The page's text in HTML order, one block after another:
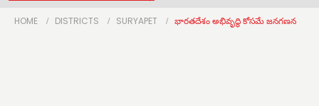
HOME DISTRICTS SURYAPET భారతదేశం అభివృద్ధి కోసమే జనగణన